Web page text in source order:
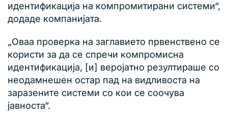
идентификација на компромитирани системи“,
додаде компанијата.
„Оваа проверка на заглавието првенствено се
користи за да се спречи компромисна
идентификација, [и] веројатно резултираше со
неодамнешен остар пад на видливоста на
заразените системи со кои се соочува
јавноста“.